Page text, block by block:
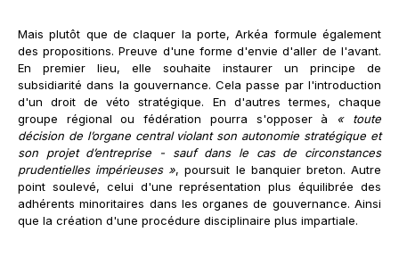
Mais plutôt que de claquer la porte, Arkéa formule également
des propositions. Preuve d'une forme d'envie d'aller de l'avant.
En premier lieu, elle souhaite instaurer un principe de
subsidiarité dans la gouvernance. Cela passe par l'introduction
d'un droit de véto stratégique. En d'autres termes, chaque
groupe régional ou fédération pourra s'opposer à « toute
décision de l’organe central violant son autonomie stratégique et
son projet d’entreprise - sauf dans le cas de circonstances
prudentielles impérieuses », poursuit le banquier breton. Autre
point soulevé, celui d'une représentation plus équilibrée des
adhérents minoritaires dans les organes de gouvernance. Ainsi
que la création d'une procédure disciplinaire plus impartiale.